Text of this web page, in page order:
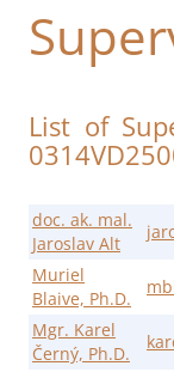
List of
doc. ak. mal.
Jaroslav Alt
Muriel
Blaive, Ph.D.
Mgr. Karel
Černý, Ph.D.